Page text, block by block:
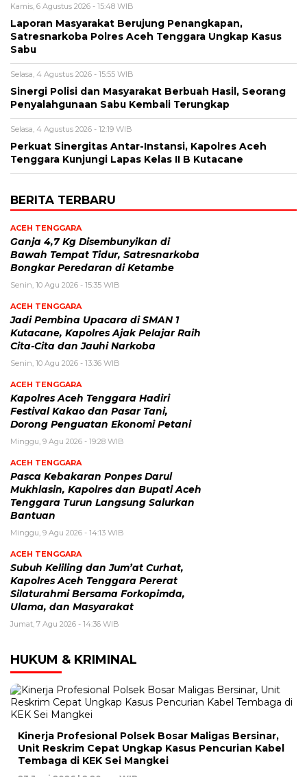
Kamis, 6 Agustus 2026 - 15:48 WIB
Laporan Masyarakat Berujung Penangkapan,
Satresnarkoba Polres Aceh Tenggara Ungkap Kasus
Sabu
Selasa, 4 Agustus 2026 - 15:55 WIB
Sinergi Polisi dan Masyarakat Berbuah Hasil, Seorang
Penyalahgunaan Sabu Kembali Terungkap
Selasa, 4 Agustus 2026 - 12:19 WIB
Perkuat Sinergitas Antar-Instansi, Kapolres Aceh
Tenggara Kunjungi Lapas Kelas II B Kutacane
BERITA TERBARU
ACEH TENGGARA
Ganja 4,7 Kg Disembunyikan di
Bawah Tempat Tidur, Satresnarkoba
Bongkar Peredaran di Ketambe
Senin, 10 Agu 2026 - 15:35 WIB
ACEH TENGGARA
Jadi Pembina Upacara di SMAN 1
Kutacane, Kapolres Ajak Pelajar Raih
Cita-Cita dan Jauhi Narkoba
Senin, 10 Agu 2026 - 13:36 WIB
ACEH TENGGARA
Kapolres Aceh Tenggara Hadiri
Festival Kakao dan Pasar Tani,
Dorong Penguatan Ekonomi Petani
Minggu, 9 Agu 2026 - 19:28 WIB
ACEH TENGGARA
Pasca Kebakaran Ponpes Darul
Mukhlasin, Kapolres dan Bupati Aceh
Tenggara Turun Langsung Salurkan
Bantuan
Minggu, 9 Agu 2026 - 14:13 WIB
ACEH TENGGARA
Subuh Keliling dan Jum’at Curhat,
Kapolres Aceh Tenggara Pererat
Silaturahmi Bersama Forkopimda,
Ulama, dan Masyarakat
Jumat, 7 Agu 2026 - 14:36 WIB
HUKUM & KRIMINAL
Kinerja Profesional Polsek Bosar Maligas Bersinar,
Unit Reskrim Cepat Ungkap Kasus Pencurian Kabel
Tembaga di KEK Sei Mangkei